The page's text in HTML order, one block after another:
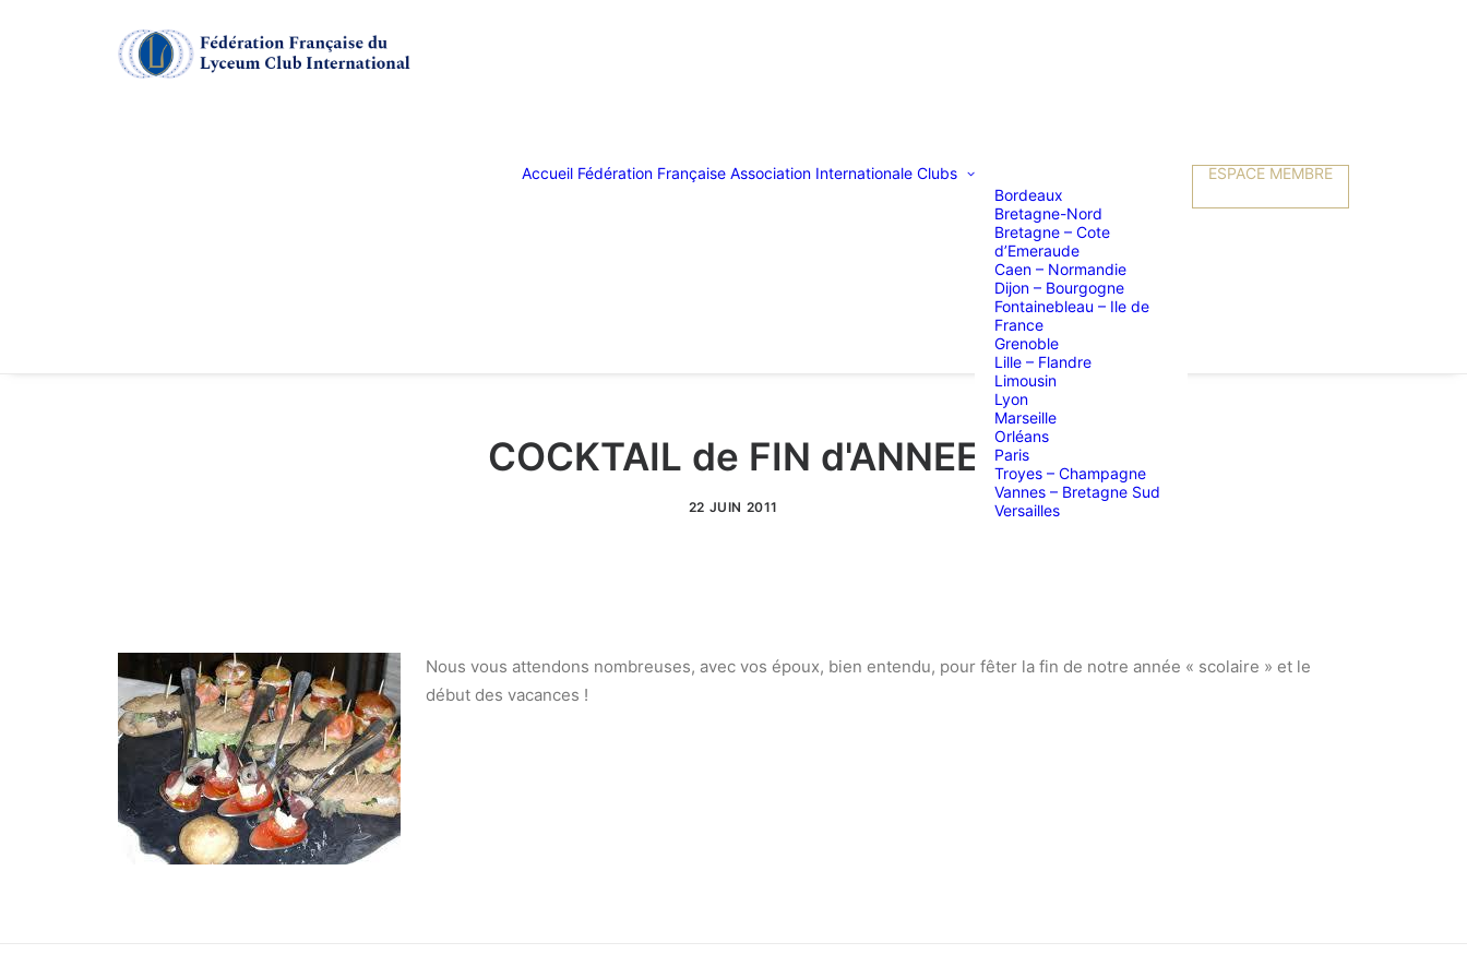
Accueil Fédération Française Association Internationale Clubs
Bordeaux
Bretagne-Nord
Bretagne – Cote
d’Emeraude
Caen – Normandie
Dijon – Bourgogne
Fontainebleau – Ile de
France
Grenoble
Lille – Flandre
Limousin
Lyon
Marseille
Orléans
Paris
Troyes – Champagne
Vannes – Bretagne Sud
Versailles
ESPACE MEMBRE
COCKTAIL de FIN d'ANNEE
22 JUIN 2011
Nous vous attendons nombreuses, avec vos époux, bien entendu, pour fêter la fin de notre année « scolaire » et le
début des vacances !